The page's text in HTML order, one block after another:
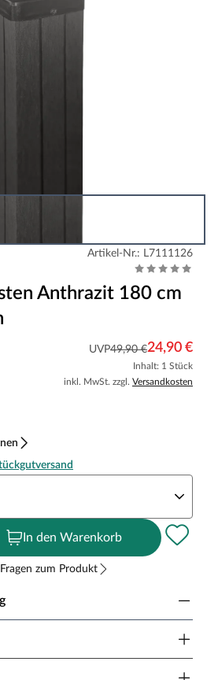
Artikel-Nr.: L7111126
Anthrazit 180 cm
UVP49,90 €24,90 €
Inhalt: 1 Stück
inkl. MwSt. zzgl. Versandkosten
In den Warenkorb
Fragen zum Produkt